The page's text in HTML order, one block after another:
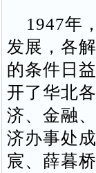
1947年
发展，各
的条件日
开了华北
济、金融
济办事处
宸、薛暮